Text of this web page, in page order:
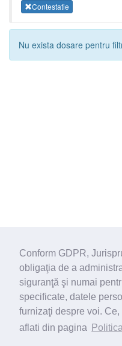
Conform GDPR,
obligaţia de a
siguranţă şi numai
specificate, datele
furnizaţi despre voi.
aflati din pagina
Contestatie
Nu exista dosare pentru